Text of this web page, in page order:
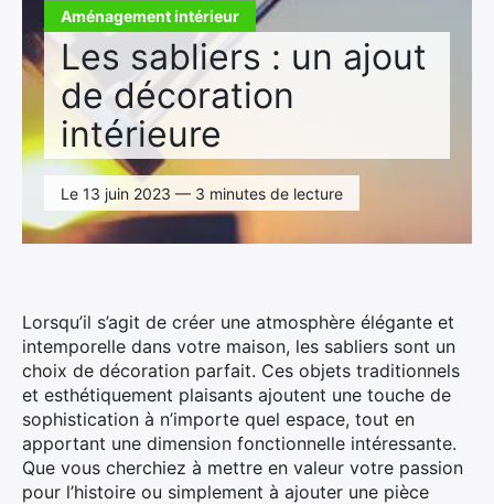
Aménagement intérieur
Les sabliers : un ajout
de décoration
intérieure
Le 13 juin 2023 — 3 minutes de lecture
Lorsqu’il s’agit de créer une atmosphère élégante et
intemporelle dans votre maison, les sabliers sont un
choix de décoration parfait. Ces objets traditionnels
et esthétiquement plaisants ajoutent une touche de
sophistication à n’importe quel espace, tout en
apportant une dimension fonctionnelle intéressante.
Que vous cherchiez à mettre en valeur votre passion
pour l’histoire ou simplement à ajouter une pièce